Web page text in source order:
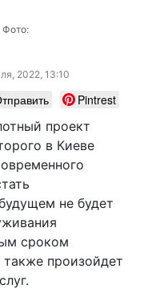
Фото:
2022, 13:10
Pintrest
проект
в Киеве
не будет
сроком
произойдет